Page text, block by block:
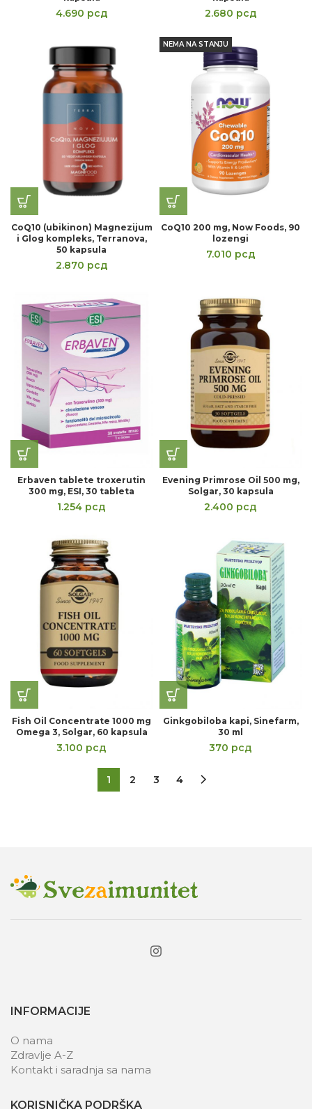
4.690 рсд 2.680 рсд
CoQ10 (ubikinon) Magnezijum
i Glog kompleks, Terranova,
50 kapsula
2.870 рсд
NEMA NA STANJU
CoQ10 200 mg, Now Foods, 90
lozengi
7.010 рсд
Erbaven tablete troxerutin
300 mg, ESI, 30 tableta
1.254 рсд
Evening Primrose Oil 500 mg,
Solgar, 30 kapsula
2.400 рсд
Fish Oil Concentrate 1000 mg
Omega 3, Solgar, 60 kapsula
3.100 рсд
Ginkgobiloba kapi, Sinefarm,
30 ml
370 рсд
1 2 3 4
INFORMACIJE
O nama
Zdravlje A-Z
Kontakt i saradnja sa nama
KORISNIČKA PODRŠKA